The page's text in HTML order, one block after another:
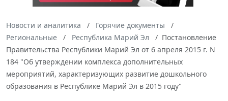
Новости и аналитика
Горячие документы
Региональные
Республика Марий Эл
Постановление
Правительства Республики Марий Эл от 6 апреля 2015 г. N
184 "Об утверждении комплекса дополнительных
мероприятий, характеризующих развитие дошкольного
образования в Республике Марий Эл в 2015 году"